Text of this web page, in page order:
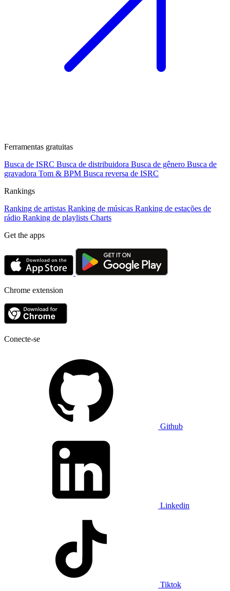
Ferramentas gratuitas
Busca de ISRC Busca de distribuidora Busca de gênero Busca de
gravadora Tom & BPM Busca reversa de ISRC
Rankings
Ranking de artistas Ranking de músicas Ranking de estações de
rádio Ranking de playlists Charts
Get the apps
Chrome extension
Conecte-se
Github
Linkedin
Tiktok